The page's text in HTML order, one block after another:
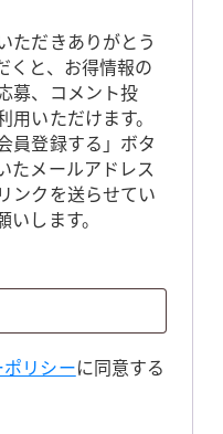
ただきありがとう
くと、お得情報の
募、コメント投
いただけます。
員登録する」ボタ
たメールアドレス
ンクを送らせてい
します。
リシーに同意する